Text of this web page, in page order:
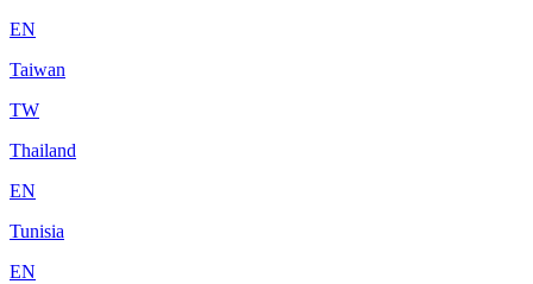
EN
Taiwan
TW
Thailand
EN
Tunisia
EN